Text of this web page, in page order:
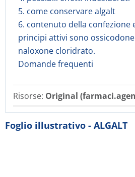
5. come conservare algalt
6. contenuto della confezione
principi attivi sono
naloxone cloridrato.
Domande frequenti
Risorse: Original
Foglio illustrativo - ALGALT